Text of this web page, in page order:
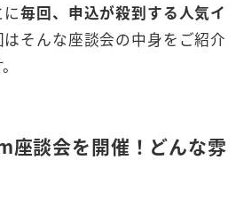
に毎回、申込が殺到する人気イ
そんな座談会の中身をご紹介
座談会を開催！どんな雰